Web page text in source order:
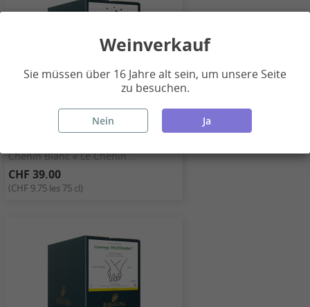
Chenin Blanc « Le Chenin...
CHF 39.00
(CHF 9.75 les 75 cl)
Weinverkauf
Sie müssen über 16 Jahre alt sein, um unsere Seite
zu besuchen.
Nein Ja